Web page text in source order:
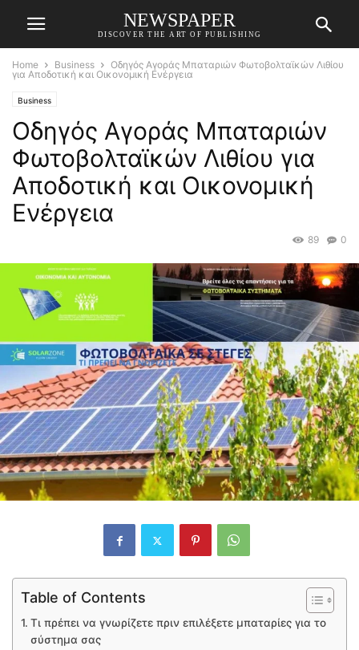
NEWSPAPER
DISCOVER THE ART OF PUBLISHING
Home Business
Οδηγός Αγοράς Μπαταριών Φωτοβολταϊκών Λιθίου
για Αποδοτική και Οικονομική Ενέργεια
Business
Οδηγός Αγοράς Μπαταριών
Φωτοβολταϊκών Λιθίου για
Αποδοτική και Οικονομική
Ενέργεια
0
89
Table of Contents
Τι πρέπει να γνωρίζετε πριν επιλέξετε μπαταρίες για το
σύστημα σας